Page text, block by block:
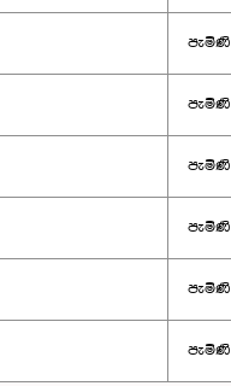
පැමිණි
පැමිණි
පැමිණි
පැමිණි
පැමිණි
පැමිණි